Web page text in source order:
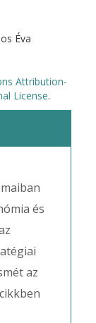
Éva
Attribution-
License.
és
az